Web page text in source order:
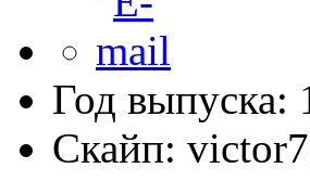
Год выпуска:
Скайп: